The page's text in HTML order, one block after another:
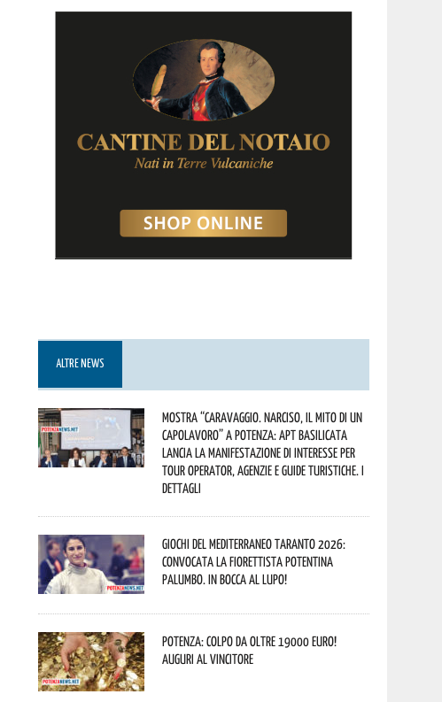
ALTRE NEWS
Mostra “Caravaggio. Narciso, il mito di un
capolavoro” a Potenza: APT Basilicata
lancia la manifestazione di interesse per
Tour Operator, Agenzie e Guide Turistiche. I
dettagli
Giochi del Mediterraneo Taranto 2026:
convocata la fiorettista potentina
Palumbo. In bocca al lupo!
Potenza: colpo da oltre 19000 Euro!
Auguri al vincitore